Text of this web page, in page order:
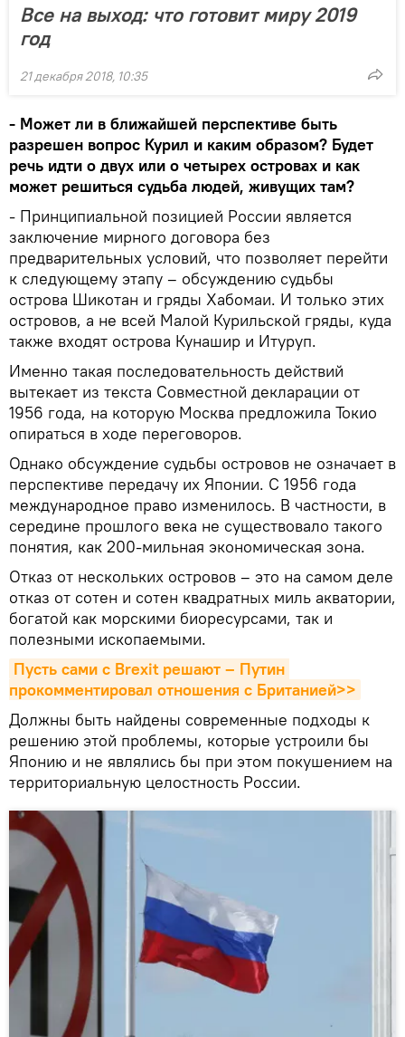
Все на выход: что готовит миру 2019
год
21 декабря 2018, 10:35
- Может ли в ближайшей перспективе быть
разрешен вопрос Курил и каким образом? Будет
речь идти о двух или о четырех островах и как
может решиться судьба людей, живущих там?
- Принципиальной позицией России является
заключение мирного договора без
предварительных условий, что позволяет перейти
к следующему этапу – обсуждению судьбы
острова Шикотан и гряды Хабомаи. И только этих
островов, а не всей Малой Курильской гряды, куда
также входят острова Кунашир и Итуруп.
Именно такая последовательность действий
вытекает из текста Совместной декларации от
1956 года, на которую Москва предложила Токио
опираться в ходе переговоров.
Однако обсуждение судьбы островов не означает в
перспективе передачу их Японии. С 1956 года
международное право изменилось. В частности, в
середине прошлого века не существовало такого
понятия, как 200-мильная экономическая зона.
Отказ от нескольких островов – это на самом деле
отказ от сотен и сотен квадратных миль акватории,
богатой как морскими биоресурсами, так и
полезными ископаемыми.
Пусть сами с Brexit решают – Путин
прокомментировал отношения с Британией>>
Должны быть найдены современные подходы к
решению этой проблемы, которые устроили бы
Японию и не являлись бы при этом покушением на
территориальную целостность России.